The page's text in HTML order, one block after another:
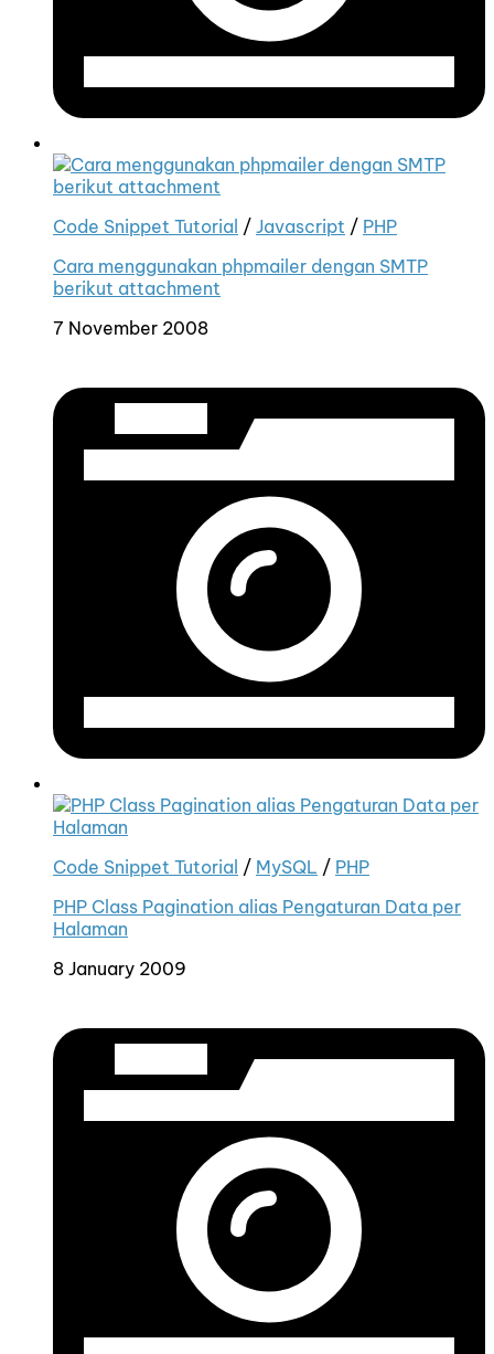
Code Snippet Tutorial / Javascript / PHP
Cara menggunakan phpmailer dengan SMTP
berikut attachment
7 November 2008
Code Snippet Tutorial / MySQL / PHP
PHP Class Pagination alias Pengaturan Data per
Halaman
8 January 2009